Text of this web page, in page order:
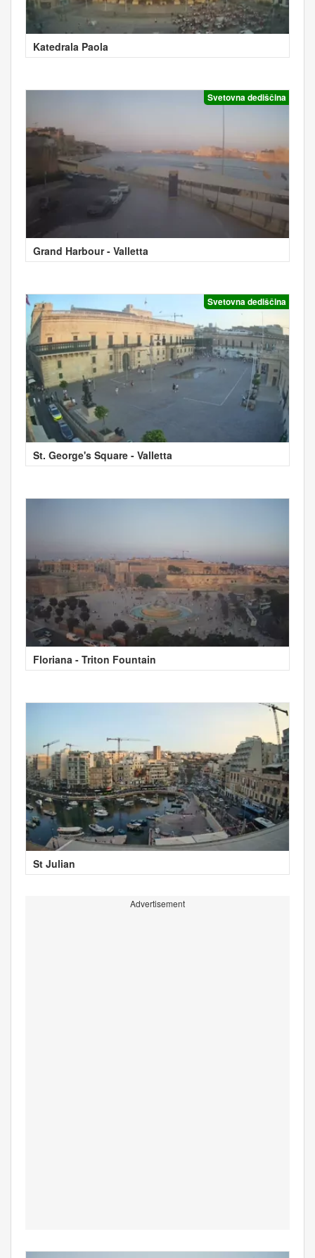
Katedrala Paola
Svetovna dediščina
Grand Harbour - Valletta
Svetovna dediščina
St. George's Square - Valletta
Floriana - Triton Fountain
St Julian
Advertisement